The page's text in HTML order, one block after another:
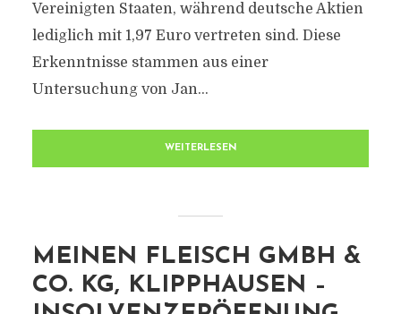
Vereinigten Staaten, während deutsche Aktien
lediglich mit 1,97 Euro vertreten sind. Diese
Erkenntnisse stammen aus einer
Untersuchung von Jan...
WEITERLESEN
MEINEN FLEISCH GMBH &
CO. KG, KLIPPHAUSEN –